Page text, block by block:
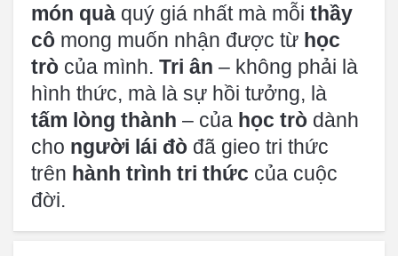
món quà quý giá nhất mà mỗi thầy
cô mong muốn nhận được từ học
trò của mình. Tri ân – không phải là
hình thức, mà là sự hồi tưởng, là
tấm lòng thành – của học trò dành
cho người lái đò đã gieo tri thức
trên hành trình tri thức của cuộc
đời.